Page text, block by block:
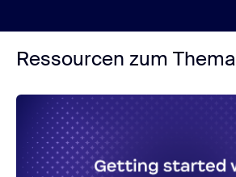
Ressourcen zum Thema